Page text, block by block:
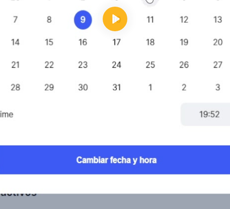
Reproducir